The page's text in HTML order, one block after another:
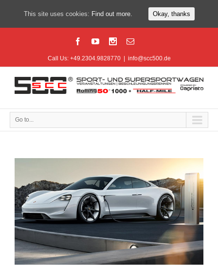
Call Us: +49.2304.9828770 info@scc500.de
Go to...
This site uses cookies: Find out more. Okay, thanks